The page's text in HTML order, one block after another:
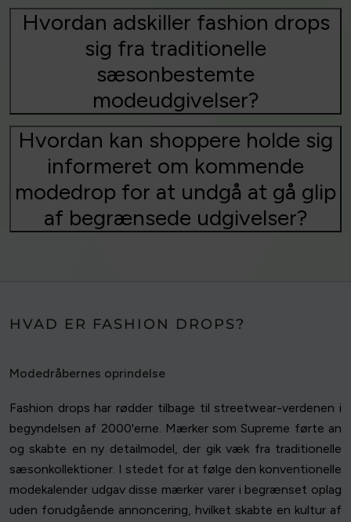
Hvordan adskiller fashion drops
sig fra traditionelle
sæsonbestemte
modeudgivelser?
Hvordan kan shoppere holde sig
informeret om kommende
modedrop for at undgå at gå glip
af begrænsede udgivelser?
HVAD ER FASHION DROPS?
Modedråbernes oprindelse
Fashion drops har rødder tilbage til streetwear-verdenen i
begyndelsen af 2000'erne. Mærker som Supreme førte an
og skabte en ny detailmodel, der gik væk fra traditionelle
sæsonkollektioner. I stedet for at følge den konventionelle
modekalender udgav disse mærker varer i begrænset oplag
uden forudgående annoncering, hvilket skabte en kultur af